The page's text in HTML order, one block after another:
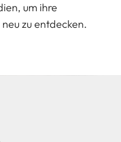
um ihre
zu entdecken.